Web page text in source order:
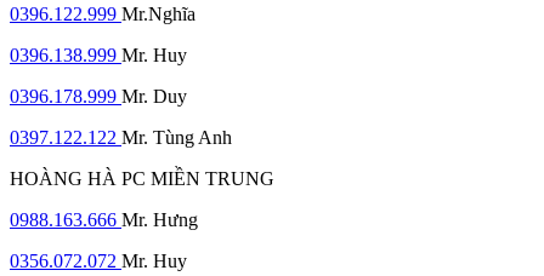
0396.122.999 Mr.Nghĩa
0396.138.999 Mr. Huy
0396.178.999 Mr. Duy
0397.122.122 Mr. Tùng Anh
HOÀNG HÀ PC MIỀN TRUNG
0988.163.666 Mr. Hưng
0356.072.072 Mr. Huy